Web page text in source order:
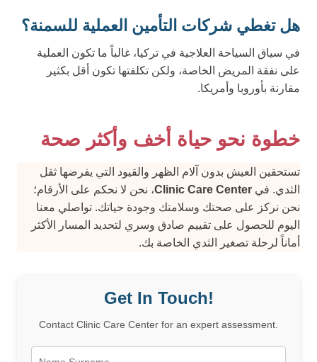
هل تغطي شركات التأمين العملية للسمنة؟
في سياق السياحة العلاجية في تركيا، غالباً ما تكون العملية
على نفقة المريض الخاصة، ولكن تكلفتها تكون أقل بكثير
مقارنة بأوروبا وأمريكا.
خطوة نحو حياة أخف وأكثر صحة
تستحقين العيش بدون آلام الظهر والقيود التي يفرضها ثقل
الثدي. في Clinic Care Center، نحن لا نحكم على الأرقام؛
نحن نركز على صحتك وسلامتك وجودة حياتك. تواصلي معنا
اليوم للحصول على تقييم صادق وسري لتحديد المسار الأكثر
أماناً لرحلة تصغير الثدي الخاصة بك.
Get In Touch!
Contact Clinic Care Center for an expert assessment.